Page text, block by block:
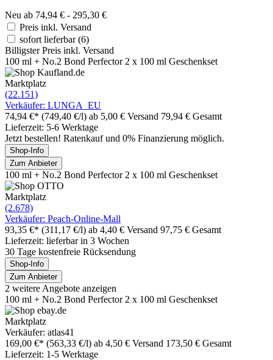
Neu ab 74,94 € - 295,30 €
Preis inkl. Versand
sofort lieferbar(6)
Billigster Preis inkl. Versand
100 ml + No.2 Bond Perfector 2 x 100 ml Geschenkset
Marktplatz
(22.151)
Verkäufer: LUNGA_EU
74,94 €* (749,40 €/l) ab 5,00 € Versand 79,94 € Gesamt
Lieferzeit: 5-6 Werktage
Jetzt bestellen! Ratenkauf und 0% Finanzierung möglich.
Shop-Info
Zum Anbieter
100 ml + No.2 Bond Perfector 2 x 100 ml Geschenkset
Marktplatz
(2.678)
Verkäufer: Peach-Online-Mall
93,35 €* (311,17 €/l) ab 4,40 € Versand 97,75 € Gesamt
Lieferzeit: lieferbar in 3 Wochen
30 Tage kostenfreie Rücksendung
Shop-Info
Zum Anbieter
2 weitere Angebote anzeigen
100 ml + No.2 Bond Perfector 2 x 100 ml Geschenkset
Marktplatz
Verkäufer: atlas41
169,00 €* (563,33 €/l) ab 4,50 € Versand 173,50 € Gesamt
Lieferzeit: 1-5 Werktage